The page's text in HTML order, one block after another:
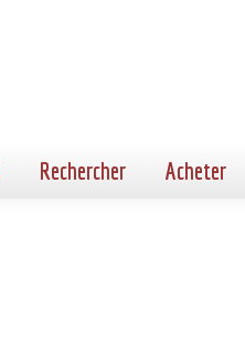
Rechercher Acheter